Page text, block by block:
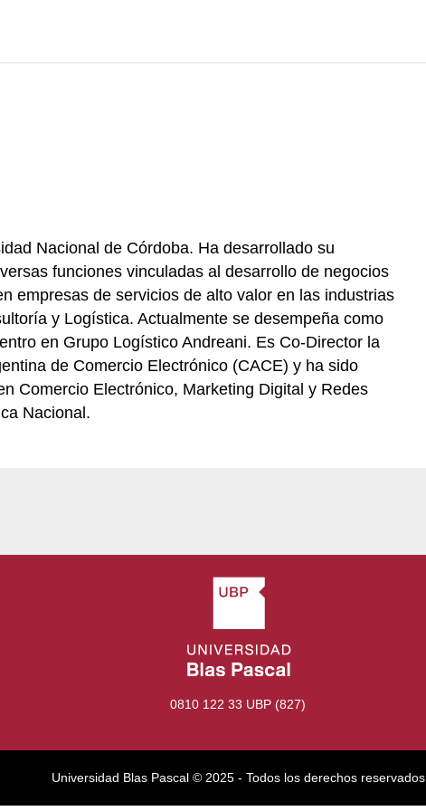
Nacional de Córdoba. Ha desarrollado su
funciones vinculadas al desarrollo de negocios
empresas de servicios de alto valor en las industrias
y Logística. Actualmente se desempeña como
en Grupo Logístico Andreani. Es Co-Director la
de Comercio Electrónico (CACE) y ha sido
Comercio Electrónico, Marketing Digital y Redes
Nacional.
0810 122 33 UBP (827)
Universidad Blas Pascal ©️ 2025 - Todos los derechos reservados